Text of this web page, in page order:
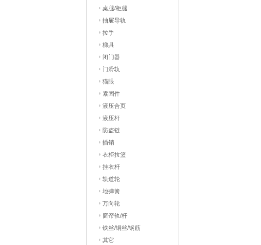
桌腿/柜腿
抽屉导轨
拉手
梯具
闭门器
门滑轨
猫眼
紧固件
液压合页
液压杆
防盗链
插销
衣柜拉篮
挂衣杆
轨道轮
地弹簧
万向轮
窗帘轨/杆
铁丝/铜丝/钢筋
其它